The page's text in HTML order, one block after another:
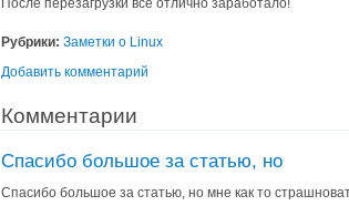
После перезагрузки все отлично заработало!
Рубрики: Заметки о Linux
Добавить комментарий
Комментарии
Спасибо большое за статью, но
Спасибо большое за статью, но мне как то